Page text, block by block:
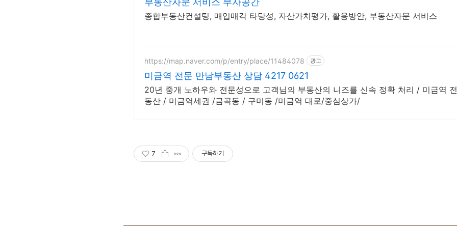
종합부동산컨설팅, 매입매각 타당성, 자산가치평가, 활용방안, 부동산자문 서비스
https://map.naver.com/p/entry/place/11484078 광고
미금역 전문 만남부동산 상담 4217 0621
20년 중개 노하우와 전문성으로 고객님의 부동산의 니즈를 신속 정확 처리 / 미금역
동산 / 미금역세권 /금곡동 / 구미동 /미금역 대로/중심상가/
7 구독하기